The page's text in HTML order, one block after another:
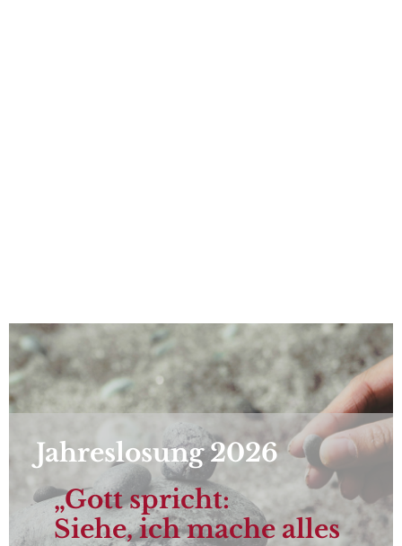
Jahreslosung 2026
„Gott spricht:
Siehe, ich mache alles